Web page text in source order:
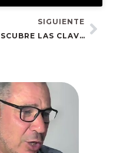
SIGUIENTE
DESCUBRE LAS CLAVES DEL ÉXITO ONLINE EN EL PRÓXIMO EVENTO DE ACELERA PYME: “MARKETING DIGITAL: TUS ESTRATEGIAS PARA TRIUNFAR EN INTERNET